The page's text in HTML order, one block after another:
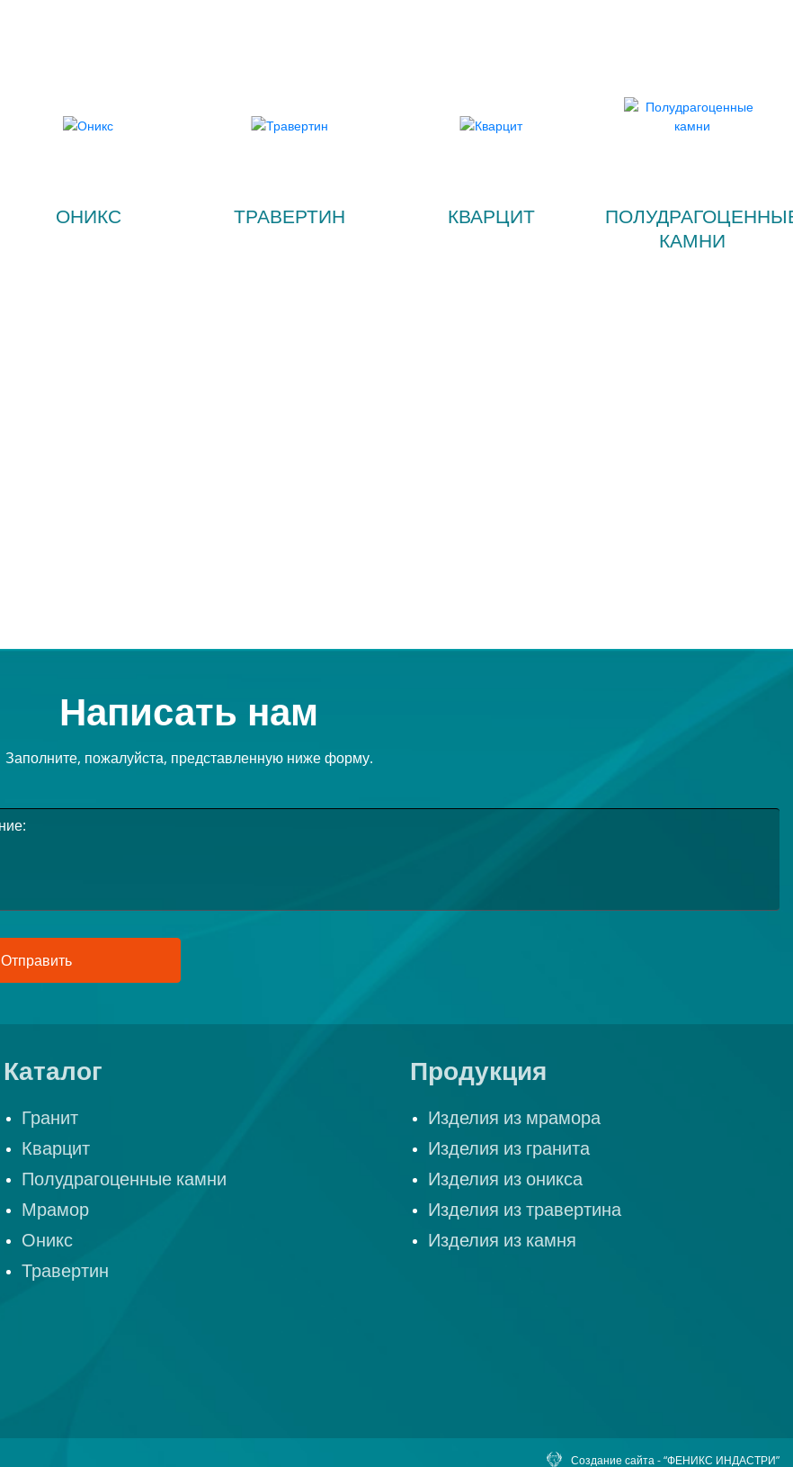
ОНИКС ТРАВЕРТИН КВАРЦИТ
КАМНИ
Написать нам
Заполните, пожалуйста, представленную ниже форму.
Отправить
Каталог
Гранит
Кварцит
Полудрагоценные камни
Мрамор
Оникс
Травертин
Продукция
Изделия из мрамора
Изделия из гранита
Изделия из оникса
Изделия из травертина
Изделия из камня
Создание сайта-“ФЕНИКС ИНДАСТРИ”